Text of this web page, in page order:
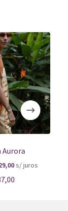
Aurora
s/ juros